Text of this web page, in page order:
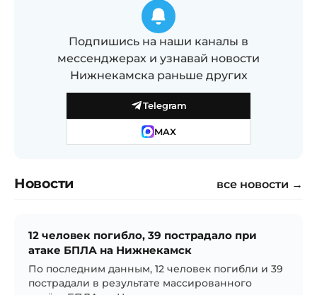
Подпишись на наши каналы в
мессенджерах и узнавай новости
Нижнекамска раньше других
Telegram
MAX
Новости все новости →
12 человек погибло, 39 пострадало при
атаке БПЛА на Нижнекамск
По последним данным, 12 человек погибли и 39
пострадали в результате массированного